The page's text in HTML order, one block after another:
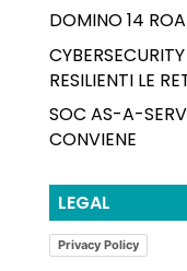
DOMINO 14
RESILIENTI LE
SOC AS-A-
CONVIENE
LEGAL
Privacy Policy